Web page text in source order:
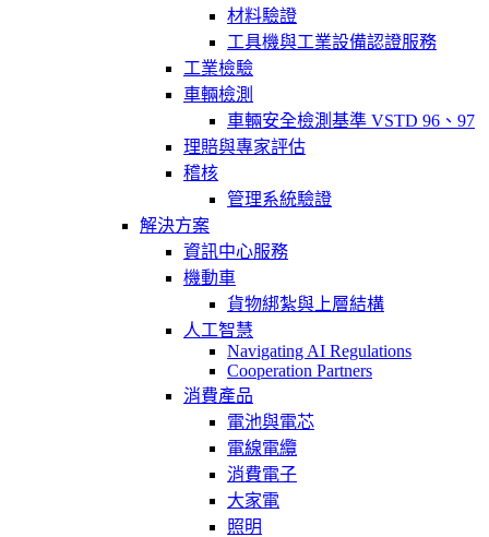
材料驗證
工具機與工業設備認證服務
工業檢驗
車輛檢測
車輛安全檢測基準 VSTD 96、97
理賠與專家評估
稽核
管理系統驗證
解決方案
資訊中心服務
機動車
貨物綁紮與上層結構
人工智慧
Navigating AI Regulations
Cooperation Partners
消費產品
電池與電芯
電線電纜
消費電子
大家電
照明